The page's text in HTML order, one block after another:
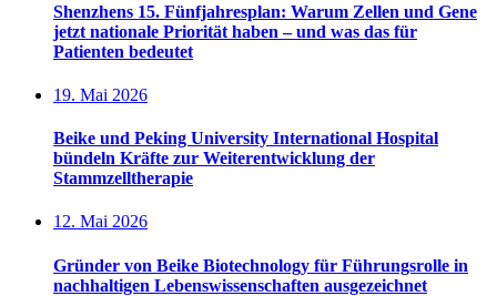
Shenzhens 15. Fünfjahresplan: Warum Zellen und Gene
jetzt nationale Priorität haben – und was das für
Patienten bedeutet
19. Mai 2026
Beike und Peking University International Hospital
bündeln Kräfte zur Weiterentwicklung der
Stammzelltherapie
12. Mai 2026
Gründer von Beike Biotechnology für Führungsrolle in
nachhaltigen Lebenswissenschaften ausgezeichnet